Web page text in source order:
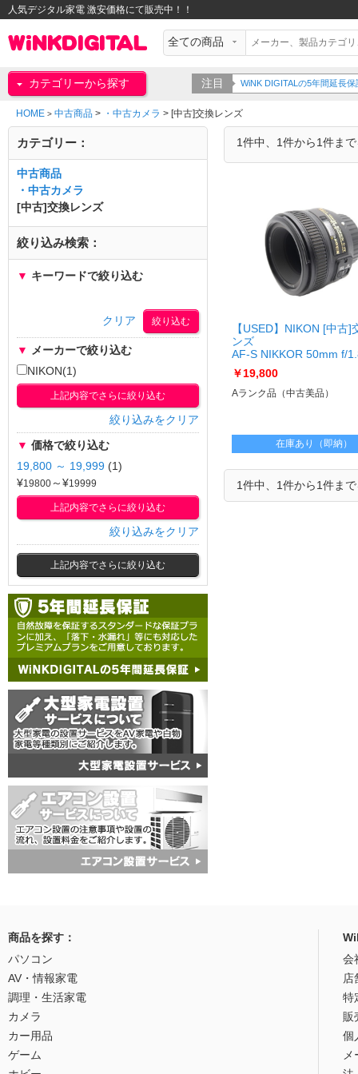
人気デジタル家電 激安価格にて販売中！！
カテゴリーから探す 注目 WiNK DIGITALの5年間延長
HOME > 中古商品 > ・中古カメラ > [中古]交換レンズ
1件中、1件から1件ま
【USED】NIKON [中古]
ンズ
AF-S NIKKOR 50mm f/
[USED]u061726 AF-
S NIKKOR 50mm f/1.8G
￥19,800
Aランク品（中古美品）
在庫あり（即納）
1件中、1件から1件ま
カテゴリー：
中古商品
・中古カメラ
[中古]交換レンズ
絞り込み検索：
▼ キーワードで絞り込む
クリア
▼ メーカーで絞り込む
NIKON(1)
上記内容でさらに絞り込む
絞り込みをクリア
▼ 価格で絞り込む
19,800 ～ 19,999 (1)
¥
～¥
上記内容でさらに絞り込む
絞り込みをクリア
上記内容でさらに絞り込む
商品を探す：
パソコン
AV・情報家電
調理・生活家電
カメラ
カー用品
ゲーム
会
店
特
販
個
メ